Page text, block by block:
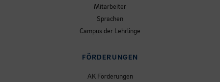
Mitarbeiter
Sprachen
Campus der Lehrlinge
FÖRDERUNGEN
AK Förderungen